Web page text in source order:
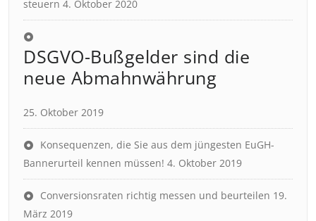
steuern 4. Oktober 2020
DSGVO-Bußgelder sind die
neue Abmahnwährung
25. Oktober 2019
Konsequenzen, die Sie aus dem jüngesten EuGH-
Bannerurteil kennen müssen! 4. Oktober 2019
Conversionsraten richtig messen und beurteilen 19.
März 2019